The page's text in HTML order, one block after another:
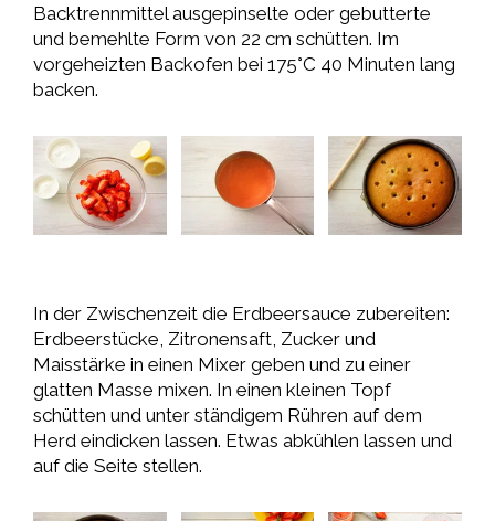
Backtrennmittel ausgepinselte oder gebutterte
und bemehlte Form von 22 cm schütten. Im
vorgeheizten Backofen bei 175°C 40 Minuten lang
backen.
In der Zwischenzeit die Erdbeersauce zubereiten:
Erdbeerstücke, Zitronensaft, Zucker und
Maisstärke in einen Mixer geben und zu einer
glatten Masse mixen. In einen kleinen Topf
schütten und unter ständigem Rühren auf dem
Herd eindicken lassen. Etwas abkühlen lassen und
auf die Seite stellen.